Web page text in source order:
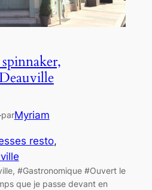
parMyriam
resto
#Gastronomique #Ouvert le
que je passe devant en